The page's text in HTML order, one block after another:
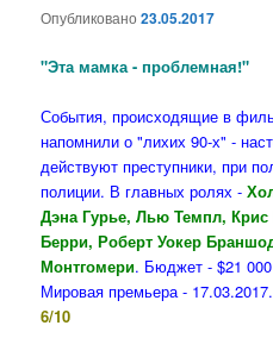
Опубликовано23.05.2017
"Эта мамка - проблемная!"
События, происходящие в
напомнили о "лихих 90-х" -
действуют преступники, при
полиции. В главных ролях -
Дэна Гурье, Лью Темпл,
Берри, Роберт Уокер
Монтгомери. Бюджет - $21
Мировая премьера -
6/10